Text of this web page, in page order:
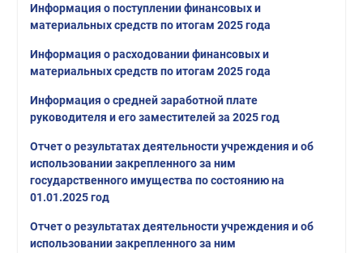
Информация о поступлении финансовых и
материальных средств по итогам 2025 года
Информация о расходовании финансовых и
материальных средств по итогам 2025 года
Информация о средней заработной плате
руководителя и его заместителей за 2025 год
Отчет о результатах деятельности учреждения и об
использовании закрепленного за ним
государственного имущества по состоянию на
01.01.2025 год
Отчет о результатах деятельности учреждения и об
использовании закрепленного за ним